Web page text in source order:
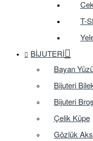
T-
BIJUTERI
Bayan
Bijuteri
Bijuteri Broş
Çelik Küpe
Gözlük